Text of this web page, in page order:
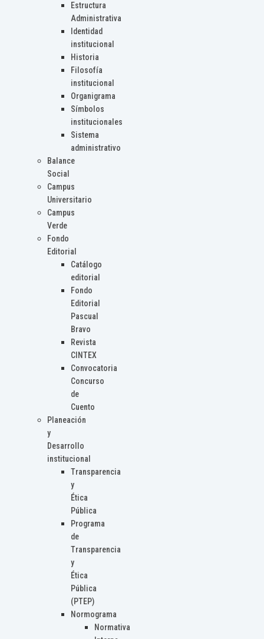
Estructura
Administrativa
Identidad
institucional
Historia
Filosofía
institucional
Organigrama
Símbolos
institucionales
Sistema
administrativo
Balance
Social
Campus
Universitario
Campus
Verde
Fondo
Editorial
Catálogo
editorial
Fondo
Editorial
Pascual
Bravo
Revista
CINTEX
Convocatoria
Concurso
de
Cuento
Planeación
y
Desarrollo
institucional
Transparencia
y
Ética
Pública
Programa
de
Transparencia
y
Ética
Pública
(PTEP)
Normograma
Normativa